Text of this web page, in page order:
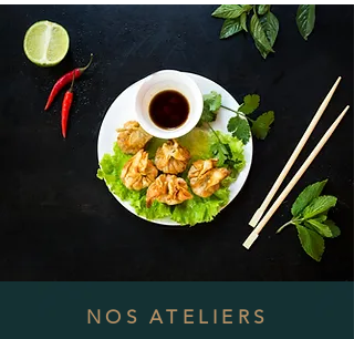
NOS ATELIERS